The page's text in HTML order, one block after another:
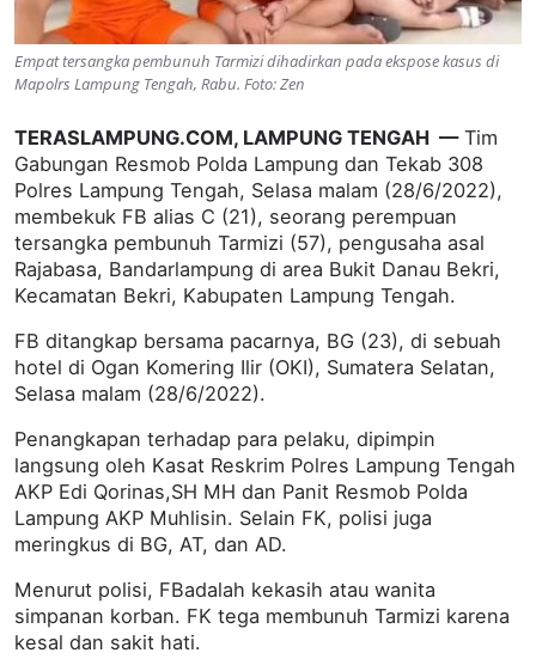
Empat tersangka pembunuh Tarmizi dihadirkan pada ekspose kasus di
Mapolrs Lampung Tengah, Rabu. Foto: Zen
TERASLAMPUNG.COM, LAMPUNG TENGAH —Tim
Gabungan Resmob Polda Lampung dan Tekab 308
Polres Lampung Tengah, Selasa malam (28/6/2022),
membekuk FB alias C (21), seorang perempuan
tersangka pembunuh Tarmizi (57), pengusaha asal
Rajabasa, Bandarlampung di area Bukit Danau Bekri,
Kecamatan Bekri, Kabupaten Lampung Tengah.
FB ditangkap bersama pacarnya, BG (23), di sebuah
hotel di Ogan Komering Ilir (OKI), Sumatera Selatan,
Selasa malam (28/6/2022).
Penangkapan terhadap para pelaku, dipimpin
langsung oleh Kasat Reskrim Polres Lampung Tengah
AKP Edi Qorinas,SH MH dan Panit Resmob Polda
Lampung AKP Muhlisin. Selain FK, polisi juga
meringkus di BG, AT, dan AD.
Menurut polisi, FBadalah kekasih atau wanita
simpanan korban. FK tega membunuh Tarmizi karena
kesal dan sakit hati.